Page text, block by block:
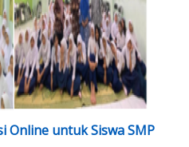
Online untuk Siswa SMP